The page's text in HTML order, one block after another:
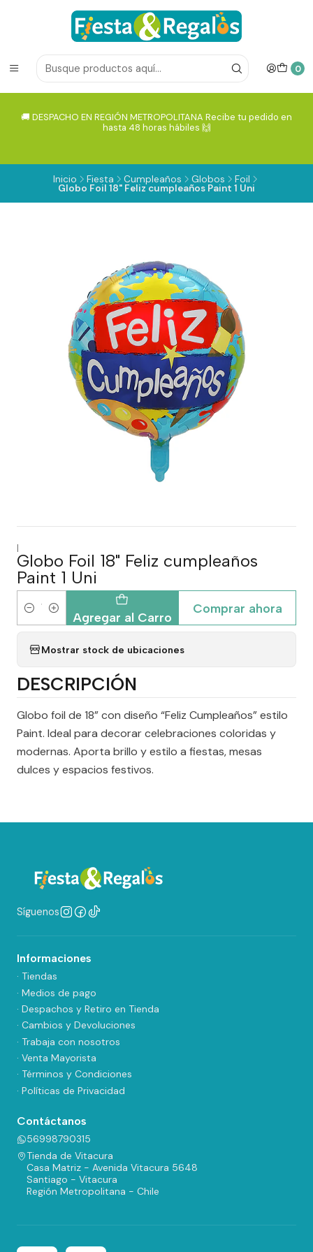
0
🚚 DESPACHO EN REGIÓN METROPOLITANA Recibe tu pedido en
hasta 48 horas hábiles 🙌
Inicio Fiesta Cumpleaños Globos Foil
Globo Foil 18" Feliz cumpleaños Paint 1 Uni
|
Globo Foil 18" Feliz cumpleaños
Paint 1 Uni
Cantidad Agregar al Carro
Comprar ahora
Mostrar stock de ubicaciones
DESCRIPCIÓN
Globo foil de 18” con diseño “Feliz Cumpleaños” estilo
Paint. Ideal para decorar celebraciones coloridas y
modernas. Aporta brillo y estilo a fiestas, mesas
dulces y espacios festivos.
Síguenos
Informaciones
· Tiendas
· Medios de pago
· Despachos y Retiro en Tienda
· Cambios y Devoluciones
· Trabaja con nosotros
· Venta Mayorista
· Términos y Condiciones
· Políticas de Privacidad
Contáctanos
56998790315
Tienda de Vitacura
Casa Matriz - Avenida Vitacura 5648
Santiago - Vitacura
Región Metropolitana - Chile